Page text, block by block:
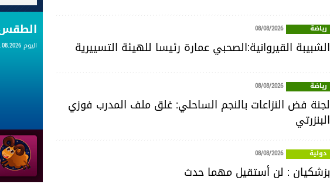
رياضة 08/08/2026
الشبيبة القيروانية:الصحبي عمارة رئيسا للهيئة التسييرية
رياضة 08/08/2026
لجنة فض النزاعات بالنجم الساحلي: غلق ملف المدرب فوزي
البنزرتي
دولية 08/08/2026
بزشكيان : لن أستقيل مهما حدث
اليوم 08.08.2026